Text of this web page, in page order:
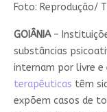
Foto: Reprodução/
GOIÂNIA–
substâncias
internam por livre e
terapêuticas têm
expõem casos de